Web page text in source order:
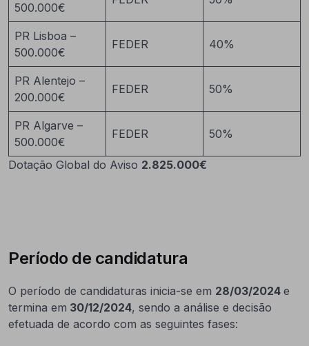
500.000€
PR Lisboa –
500.000€
FEDER 40%
PR Alentejo –
200.000€
FEDER 50%
PR Algarve –
500.000€
FEDER 50%
Dotação Global do Aviso 2.825.000€
Período de candidatura
O período de candidaturas inicia-se em 28/03/2024 e
termina em 30/12/2024, sendo a análise e decisão
efetuada de acordo com as seguintes fases: